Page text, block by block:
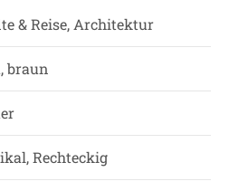
& Reise, Architektur
braun
Rechteckig